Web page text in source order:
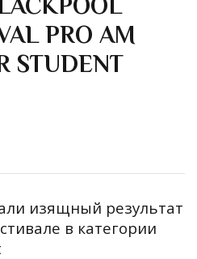
PRO AM
STUDENT
изящный результат
в категории